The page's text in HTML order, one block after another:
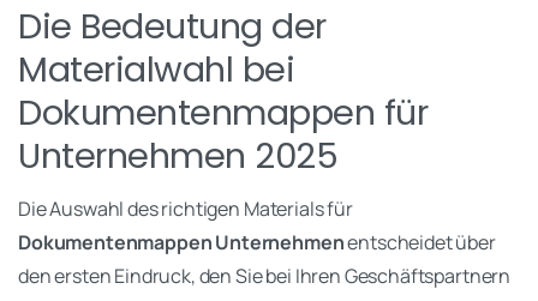
Die Bedeutung der
Materialwahl bei
Dokumentenmappen für
Unternehmen 2025
Die Auswahl des richtigen Materials für
Dokumentenmappen Unternehmenentscheidet über
den ersten Eindruck, den Sie bei Ihren Geschäftspartnern